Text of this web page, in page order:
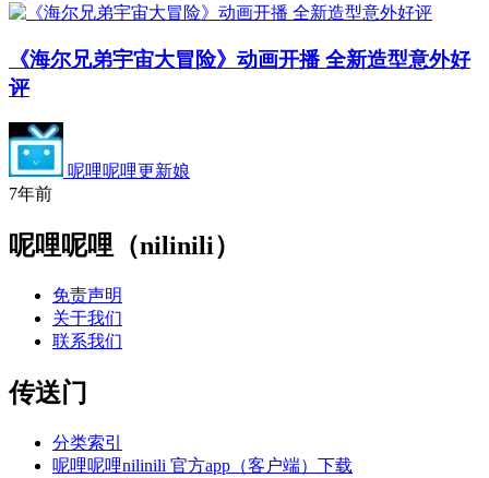
《海尔兄弟宇宙大冒险》动画开播 全新造型意外好
评
呢哩呢哩更新娘
7年前
呢哩呢哩（nilinili）
免责声明
关于我们
联系我们
传送门
分类索引
呢哩呢哩nilinili 官方app（客户端）下载